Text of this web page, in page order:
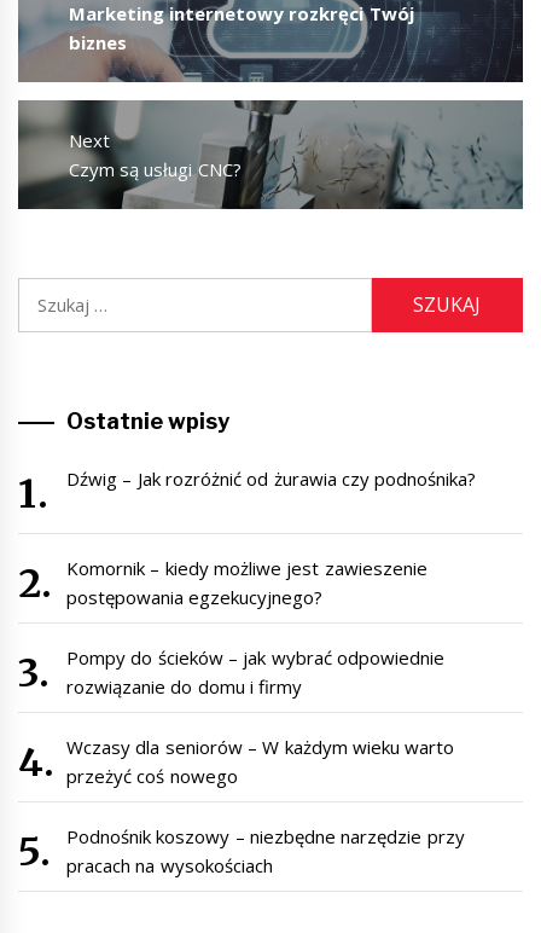
Previous
post:
Marketing internetowy rozkręci Twój
biznes
Next
Next
Czym są usługi CNC?
Ostatnie wpisy
Dźwig – Jak rozróżnić od żurawia czy podnośnika?
Komornik – kiedy możliwe jest zawieszenie
postępowania egzekucyjnego?
Pompy do ścieków – jak wybrać odpowiednie
rozwiązanie do domu i firmy
Wczasy dla seniorów – W każdym wieku warto
przeżyć coś nowego
Podnośnik koszowy – niezbędne narzędzie przy
pracach na wysokościach